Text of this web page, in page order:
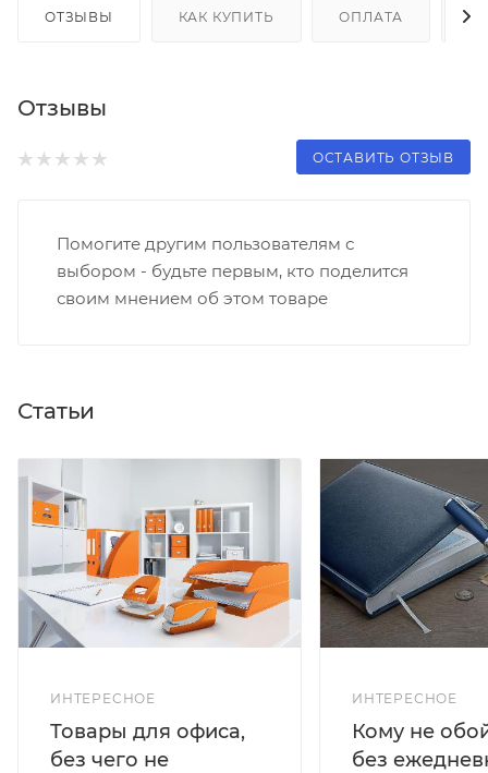
ОТЗЫВЫ КАК КУПИТЬ ОПЛАТА
Отзывы
ОСТАВИТЬ ОТЗЫВ
Помогите другим пользователям с
выбором - будьте первым, кто поделится
своим мнением об этом товаре
Статьи
ИНТЕРЕСНОЕ
Товары для офиса,
без чего не
ИНТЕРЕСНОЕ
Кому не
без